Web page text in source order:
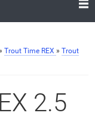
Trout Time REX » Trout
2.5